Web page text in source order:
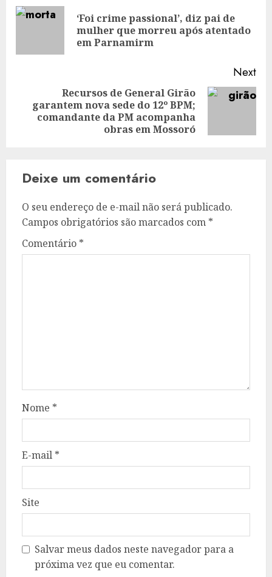
navigation‘Foi crime passional’, diz pai de
mulher que morreu após atentado
em Parnamirm
Next
Next
post:
Recursos de General Girão
garantem nova sede do 12º BPM;
comandante da PM acompanha
obras em Mossoró
Deixe um comentário
O seu endereço de e-mail não será publicado.
Campos obrigatórios são marcados com *
Comentário *
Nome *
E-mail *
Site
Salvar meus dados neste navegador para a
próxima vez que eu comentar.